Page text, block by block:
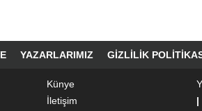
YAZARLARIMIZ GIZLILIK
Künye
İletişim
|